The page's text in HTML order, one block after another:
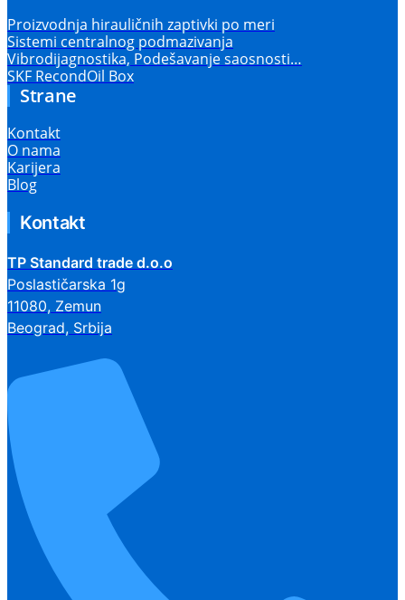
Proizvodnja hirauličnih zaptivki po meri
Sistemi centralnog podmazivanja
Vibrodijagnostika, Podešavanje saosnosti…
SKF RecondOil Box
Strane
Kontakt
O nama
Karijera
Blog
Kontakt
TP Standard trade d.o.o
Poslastičarska 1g
11080, Zemun
Beograd, Srbija